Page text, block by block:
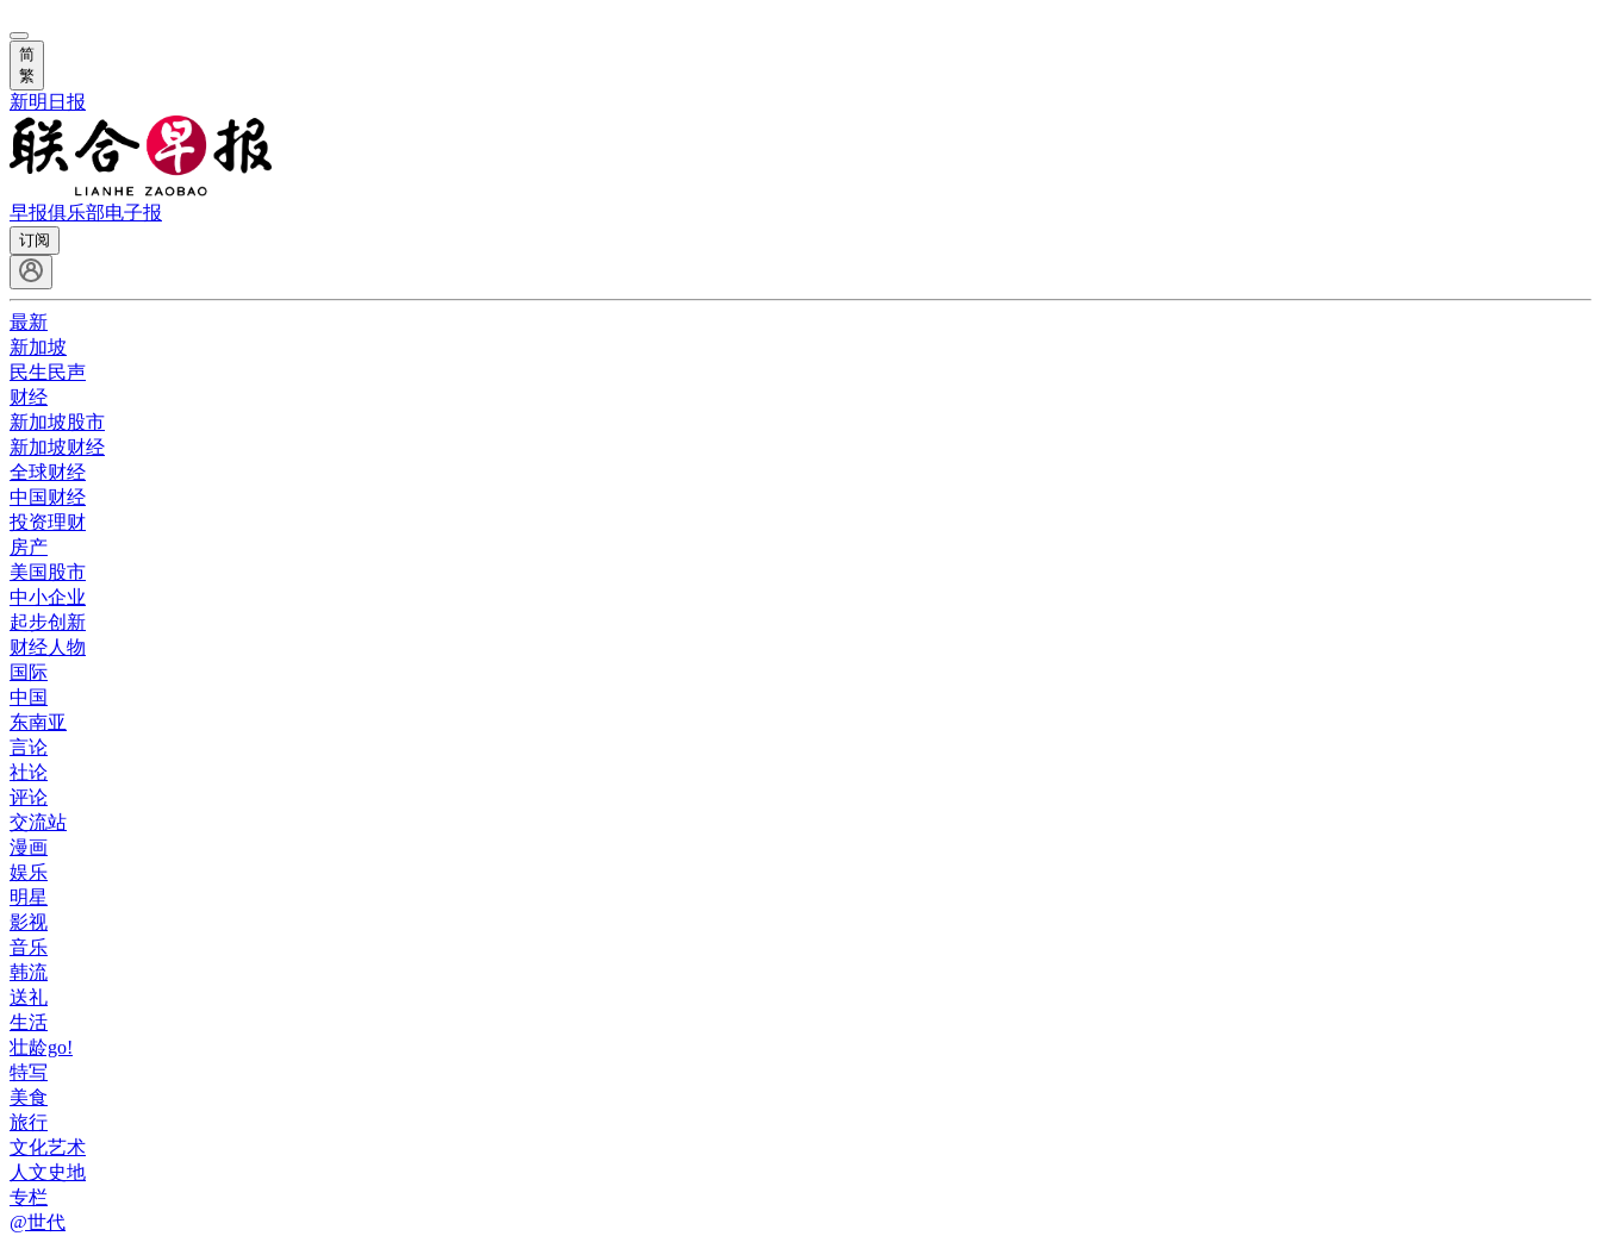
简
繁
新明日报
早报俱乐部电子报
订阅
最新
新加坡
民生民声
财经
新加坡股市
新加坡财经
全球财经
中国财经
投资理财
房产
美国股市
中小企业
起步创新
财经人物
国际
中国
东南亚
言论
社论
评论
交流站
漫画
娱乐
明星
影视
音乐
韩流
送礼
生活
壮龄go!
特写
美食
旅行
文化艺术
人文史地
专栏
@世代